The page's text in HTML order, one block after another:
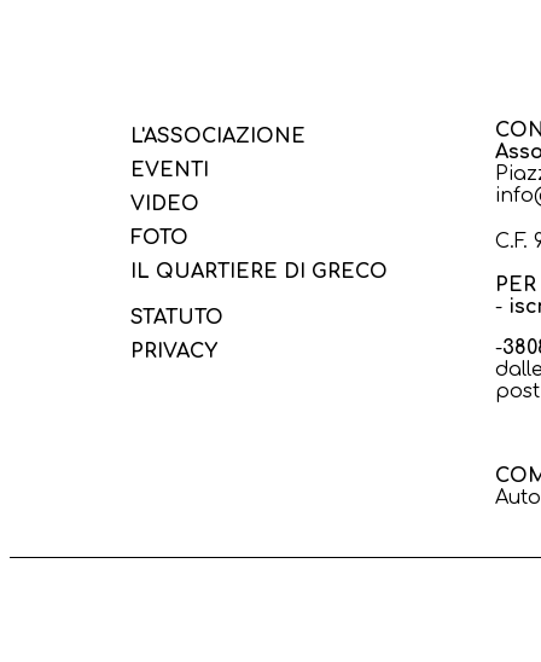
L'ASSOCIAZIONE
EVENTI
VIDEO
FOTO
IL QUARTIERE DI GRECO
STATUTO
PRIVACY
C.F.
-
-